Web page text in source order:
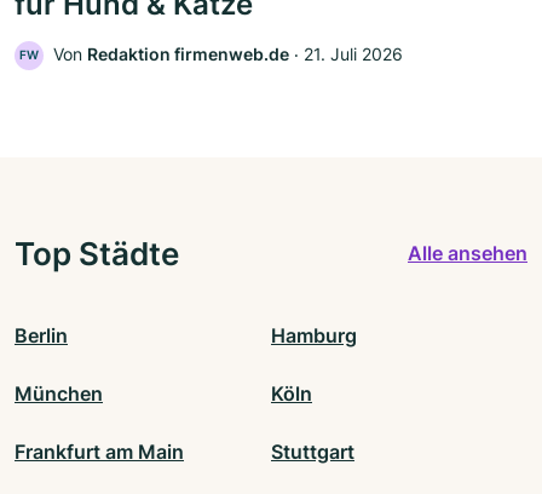
FW Von Redaktion firmenweb.de ‧ 21. Juli 2026
Top Städte Alle ansehen
Berlin Hamburg
München Köln
Frankfurt am Main Stuttgart